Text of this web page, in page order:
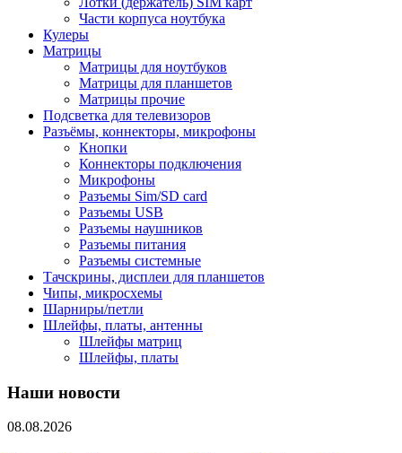
Части корпуса ноутбука
Кулеры
Матрицы
Матрицы для ноутбуков
Матрицы для планшетов
Матрицы прочие
Подсветка для телевизоров
Разъёмы, коннекторы, микрофоны
Кнопки
Коннекторы подключения
Микрофоны
Разъемы Sim/SD card
Разъемы USB
Разъемы наушников
Разъемы питания
Разъемы системные
Тачскрины, дисплеи для планшетов
Чипы, микросхемы
Шарниры/петли
Шлейфы, платы, антенны
Шлейфы матриц
Шлейфы, платы
Наши новости
08.08.2026